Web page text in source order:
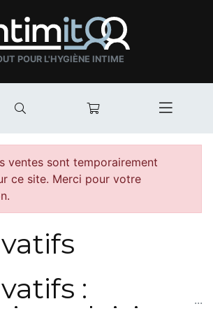
POUR L'HYGIÈNE INTIME
Mon panier
ventes sont temporairement
ce site. Merci pour votre
: